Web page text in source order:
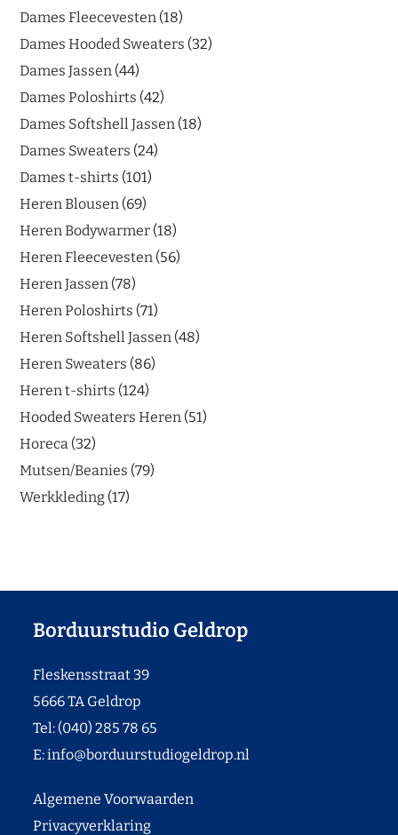
Dames Fleecevesten 18
Dames Hooded Sweaters 32
Dames Jassen 44
Dames Poloshirts 42
Dames Softshell Jassen 18
Dames Sweaters 24
Dames t-shirts 101
Heren Blousen 69
Heren Bodywarmer 18
Heren Fleecevesten 56
Heren Jassen 78
Heren Poloshirts 71
Heren Softshell Jassen 48
Heren Sweaters 86
Heren t-shirts 124
Hooded Sweaters Heren 51
Horeca 32
Mutsen/Beanies 79
Werkkleding 17
Borduurstudio Geldrop
Fleskensstraat 39
5666 TA Geldrop
Tel: (040) 285 78 65
E:info@borduurstudiogeldrop.nl
Algemene Voorwaarden
Privacyverklaring